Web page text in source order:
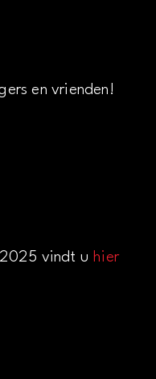
en vrienden!
2025 vindt uhier